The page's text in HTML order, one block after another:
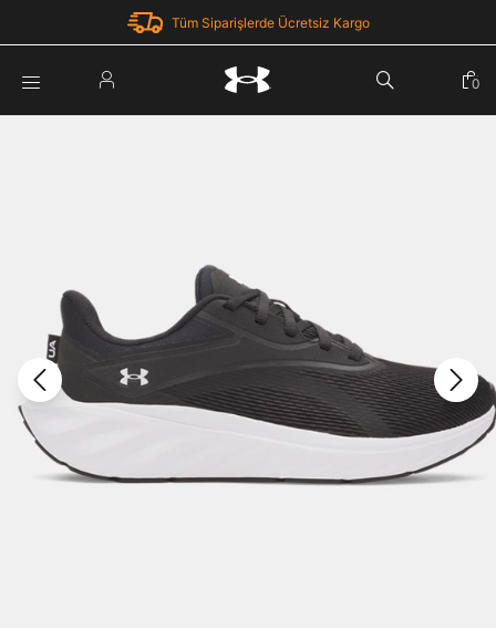
Tüm Siparişlerde Ücretsiz Kargo
Şifremi Unuttum
Giriş Yap
Üye Olmadan Devam Et
0
Parola Yenileme
Parolayı Yenile
Giriş Sayfasına Dön
Zaten hesabın var mı? Giriş yap